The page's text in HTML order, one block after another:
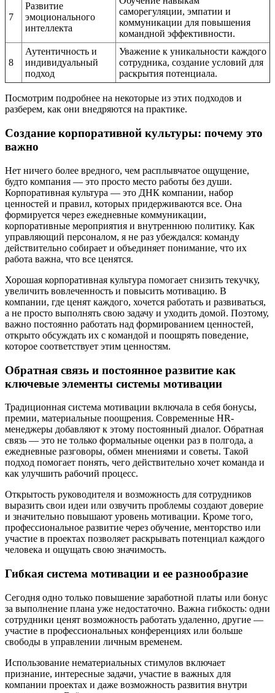
7
Развитие
эмоционального
интеллекта
саморегуляции, эмпатии и
коммуникации для повышения
командной эффективности.
8
Аутентичность и
индивидуальный
подход
Уважение к уникальности каждого
сотрудника, создание условий для
раскрытия потенциала.
Посмотрим подробнее на некоторые из этих подходов и
разберем, как они внедряются на практике.
Создание корпоративной культуры: почему это
важно
Нет ничего более вредного, чем расплывчатое ощущение,
будто компания — это просто место работы без души.
Корпоративная культура — это ДНК компании, набор
ценностей и правил, которых придерживаются все. Она
формируется через ежедневные коммуникации,
корпоративные мероприятия и внутреннюю политику. Как
управляющий персоналом, я не раз убеждался: команду
действительно собирает и объединяет понимание, что их
работа важна, что все ценятся.
Хорошая корпоративная культура помогает снизить текучку,
увеличить вовлеченность и повысить мотивацию. В
компании, где ценят каждого, хочется работать и развиваться,
а не просто выполнять свою задачу и уходить домой. Поэтому,
важно постоянно работать над формированием ценностей,
открыто обсуждать их с командой и поощрять поведение,
которое соответствует этим ценностям.
Обратная связь и постоянное развитие как
ключевые элементы системы мотивации
Традиционная система мотивации включала в себя бонусы,
премии, материальные поощрения. Современные HR-
менеджеры добавляют к этому постоянный диалог. Обратная
связь — это не только формальные оценки раз в полгода, а
ежедневные разговоры, обмен мнениями и советы. Такой
подход помогает понять, чего действительно хочет команда и
как улучшить рабочий процесс.
Открытость руководителя и возможность для сотрудников
выразить свои идеи или озвучить проблемы создают доверие
и значительно повышают уровень мотивации. Кроме того,
профессиональное развитие через обучение, менторство или
участие в проектах позволяет раскрывать потенциал каждого
человека и ощущать свою значимость.
Гибкая система мотивации и ее разнообразие
Сегодня одно только повышение заработной платы или бонус
за выполнение плана уже недостаточно. Важна гибкость: одни
сотрудники ценят возможность работать удаленно, другие —
участие в профессиональных конференциях или больше
свободы в управлении личным временем.
Использование нематериальных стимулов включает
признание, интересные задачи, участие в важных для
компании проектах и даже возможность развития внутри